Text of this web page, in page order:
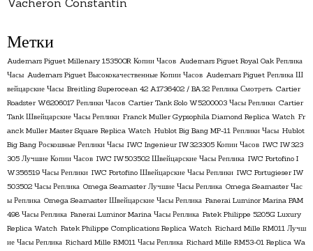
Vacheron Constantin
Метки
Audemars Piguet Millenary 15350OR Копии Часов Audemars Piguet Royal Oak Реплика
Часы Audemars Piguet Высококачественные Копии Часов Audemars Piguet Реплика Ш
вейцарские Часы Breitling Superocean 42 A1736402 / BA32 Реплика Смотреть Cartier
Roadster W6206017 Реплики Часов Cartier Tank Solo W5200003 Часы Реплики Cartier
Tank Швейцарские Часы Реплики Franck Muller Gypsophila Diamond Replica Watch Fr
anck Muller Master Square Replica Watch Hublot Big Bang MP-11 Реплики Часы Hublot
Big Bang Роскошные Реплики Часы IWC Ingenieur IW323305 Копии Часов IWC IW323
305 Лучшие Копии Часов IWC IW503502 Швейцарские Часы Реплика IWC Portofino I
W356519 Часы Реплики IWC Portofino Швейцарские Часы Реплики IWC Portugieser IW
503502 Часы Реплика Omega Seamaster Лучшие Часы Реплика Omega Seamaster Час
ы Реплика Omega Seamaster Швейцарские Часы Реплика Panerai Luminor Marina PAM
498 Часы Реплика Panerai Luminor Marina Часы Реплика Patek Philippe 5205G Luxury
Replica Watch Patek Philippe Complications Replica Watch Richard Mille RM011 Лучш
ие Часы Реплика Richard Mille RM011 Часы Реплика Richard Mille RM53-01 Replica Wa